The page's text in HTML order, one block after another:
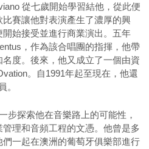
從七歲開始學習結他，從此便
賽讓他對表演產生了濃厚的興
始接受並進行商業演出。五年
，作為該合唱團的指揮，他帶
度。後來，他又成立了一個由資
。自1991年起至現在，他還
。
步探索他在音樂路上的可能性，
理和音頻工程的文憑。他曾是多
一起在澳洲的葡萄牙俱樂部進行